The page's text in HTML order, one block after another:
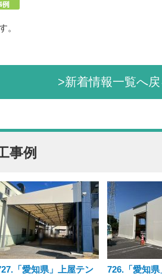
。
>新着情報一覧へ
事例
「愛知県」上屋テン
726.「愛知